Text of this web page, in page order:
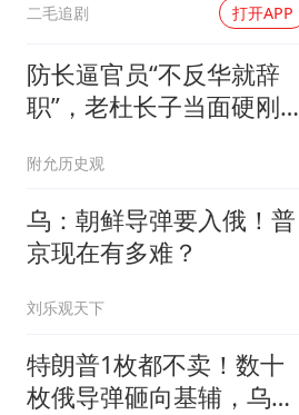
二毛追剧 打开APP
防长逼官员“不反华就辞
职”，老杜长子当面硬刚：
附允历史观
乌：朝鲜导弹要入俄！普
京现在有多难？
刘乐观天下
特朗普1枚都不卖！数十
枚俄导弹砸向基辅，乌军